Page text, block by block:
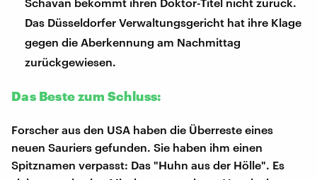
Das Düsseldorfer Verwaltungsgericht hat ihre Klage
gegen die Aberkennung am Nachmittag
zurückgewiesen.
Das Beste zum Schluss:
Forscher aus den USA haben die Überreste eines
neuen Sauriers gefunden. Sie haben ihm einen
Spitznamen verpasst: Das "Huhn aus der Hölle". Es